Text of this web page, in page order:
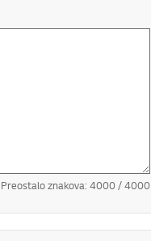
Preostalo znakova: 4000/ 4000